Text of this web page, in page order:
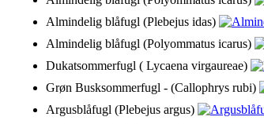
Almindelig blåfugl (Plebejus idas)
Almindelig blåfugl (Polyommatus icarus)
Dukatsommerfugl ( Lycaena virgaureae)
Grøn Busksommerfugl - (Callophrys rubi)
Argusblåfugl (Plebejus argus)